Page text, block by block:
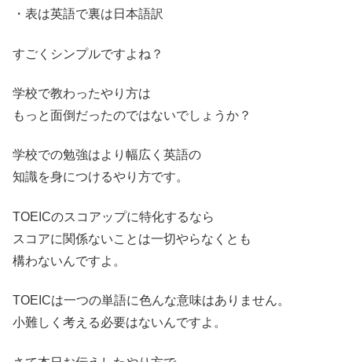
・表は英語で裏は日本語訳
すごくシンプルですよね？
学校で教わったやり方は
もっと面倒だったのではないでしょうか？
学校での勉強はより幅広く英語の
知識を身につけるやり方です。
TOEICのスコアップに特化するなら
スコアに関係ないことは一切やらなくとも
構わないんですよ。
TOEICは一つの単語に色んな意味はありません。
小難しく考える必要はないんですよ。